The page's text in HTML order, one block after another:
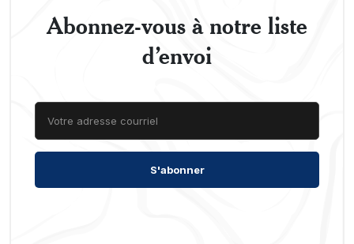
Abonnez-vous à notre liste
d’envoi